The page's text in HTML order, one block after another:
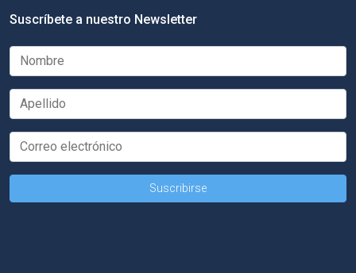
Suscríbete a nuestro Newsletter